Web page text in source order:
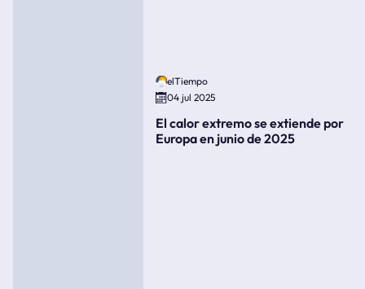
elTiempo
04 jul 2025
El calor extremo se extiende por
Europa en junio de 2025